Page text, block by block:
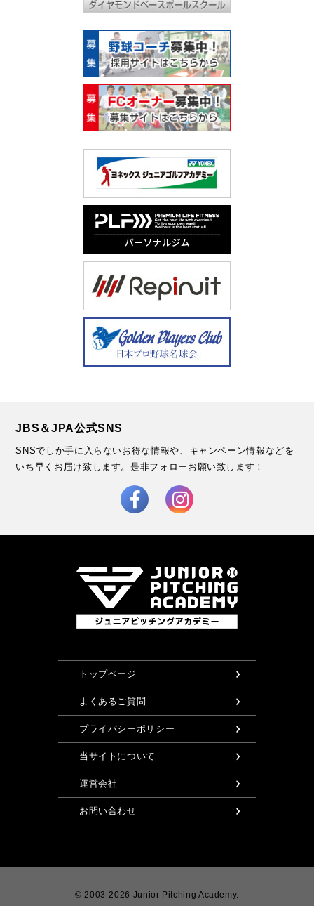
JBS＆JPA公式SNS
SNSでしか手に入らないお得な情報や、キャンペーン情報などを
いち早くお届け致します。是非フォローお願い致します！
トップページ
よくあるご質問
プライバシーポリシー
当サイトについて
運営会社
お問い合わせ
© 2003-2026 Junior Pitching Academy.